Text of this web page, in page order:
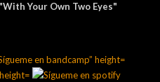
Your Own Two Eyes"